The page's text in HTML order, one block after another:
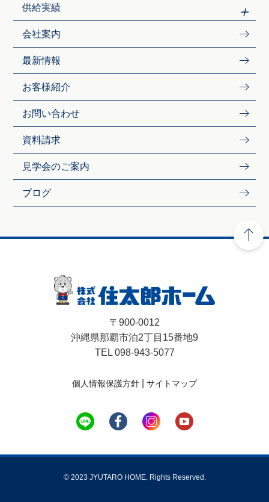
供給実績
会社案内
最新情報
お客様紹介
お問い合わせ
資料請求
見学会のご案内
ブログ
〒900-0012
沖縄県那覇市泊2丁目15番地9
TEL 098-943-5077
個人情報保護方針 サイトマップ
© 2023 JYUTARO HOME. Rights Reserved.